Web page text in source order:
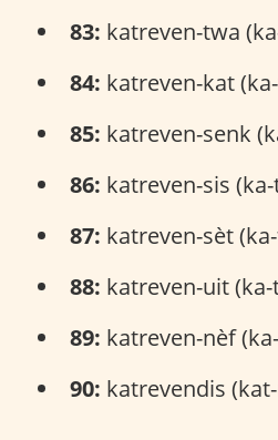
83: katreven-twa
84: katreven-kat
85: katreven-senk
86: katreven-sis
87: katreven-sèt
88: katreven-uit
89: katreven-nèf
90: katrevendis